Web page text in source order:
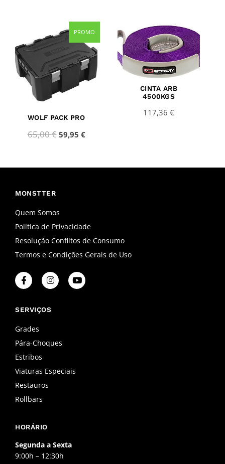
PROMO
WOLF PACK PRO
65,00€
Original
price
was:
65,00 €.
59,95 €
Current
price
is:
59,95 €.
CINTA ARB
4500KGS
117,36 €
MONSTTER
Quem Somos
Política de Privacidade
Resolução Conflitos de Consumo
Termos e Condições Gerais de Uso
F
a
c
b
o
k
-
f
I
n
s
a
m
Y
o
u
SERVIÇOS
Grades
Pára-Choques
Estribos
Viaturas Especiais
Restauros
Rollbars
HORÁRIO
Segunda a Sexta
9:00h – 12:30h